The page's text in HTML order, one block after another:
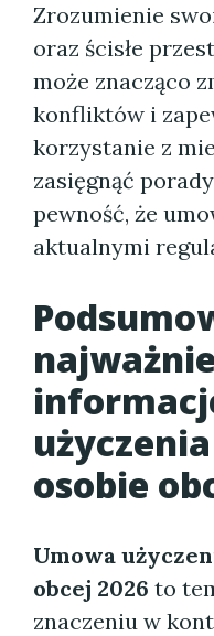
Zrozumienie
oraz ścisłe
może znacząco
konfliktów i
korzystanie z
zasięgnąć
pewność, że
aktualnymi
osobie
Umowa
obcej 2026 to
znaczeniu w